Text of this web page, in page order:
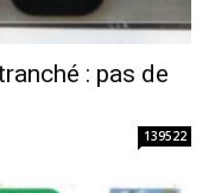
: pas de
139522